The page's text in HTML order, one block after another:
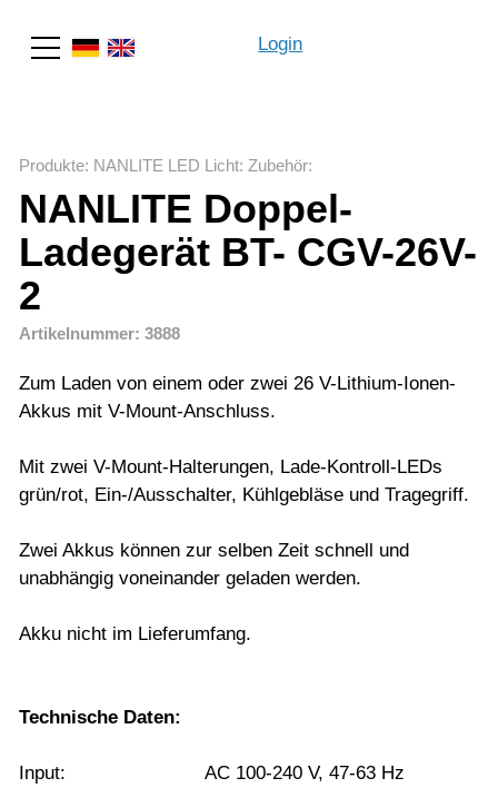
Login
Produkte: NANLITE LED Licht: Zubehör:
NANLITE Doppel-
Ladegerät BT- CGV-26V-
2
Artikelnummer: 3888
Zum Laden von einem oder zwei 26 V-Lithium-Ionen-
Akkus mit V-Mount-Anschluss.
Mit zwei V-Mount-Halterungen, Lade-Kontroll-LEDs
grün/rot, Ein-/Ausschalter, Kühlgebläse und Tragegriff.
Zwei Akkus können zur selben Zeit schnell und
unabhängig voneinander geladen werden.
Akku nicht im Lieferumfang.
Technische Daten:
Input: AC 100-240 V, 47-63 Hz